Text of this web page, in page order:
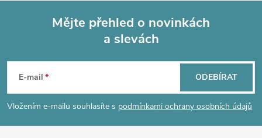
p
Mějte přehled o novinkách
a slevách
E-mail
Vložením e-mailu souhlasíte s podmínkami ochrany osobních údajů
ODEBÍRAT